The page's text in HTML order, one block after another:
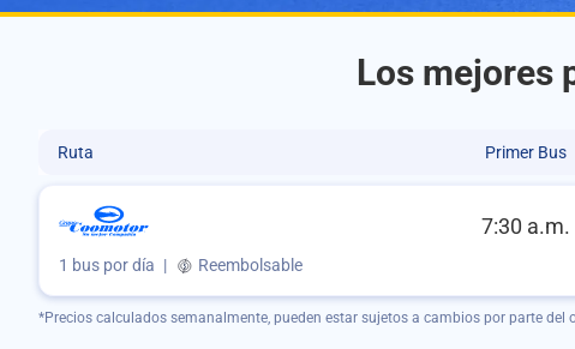
Los mejores
Ruta Primer Bus
7:30 a.m.
1 bus por día | Reembolsable
*Precios calculados semanalmente, pueden estar sujetos a cambios por parte del